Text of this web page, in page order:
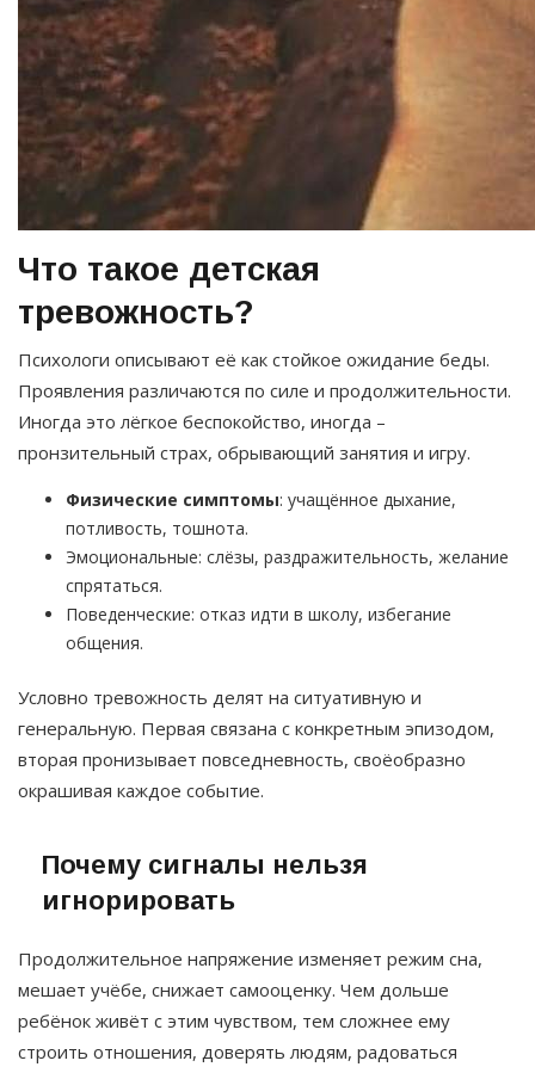
Что такое детская
тревожность?
Психологи описывают её как стойкое ожидание беды.
Проявления различаются по силе и продолжительности.
Иногда это лёгкое беспокойство, иногда –
пронзительный страх, обрывающий занятия и игру.
Физические симптомы: учащённое дыхание,
потливость, тошнота.
Эмоциональные: слёзы, раздражительность, желание
спрятаться.
Поведенческие: отказ идти в школу, избегание
общения.
Условно тревожность делят на ситуативную и
генеральную. Первая связана с конкретным эпизодом,
вторая пронизывает повседневность, своёобразно
окрашивая каждое событие.
Почему сигналы нельзя
игнорировать
Продолжительное напряжение изменяет режим сна,
мешает учёбе, снижает самооценку. Чем дольше
ребёнок живёт с этим чувством, тем сложнее ему
строить отношения, доверять людям, радоваться